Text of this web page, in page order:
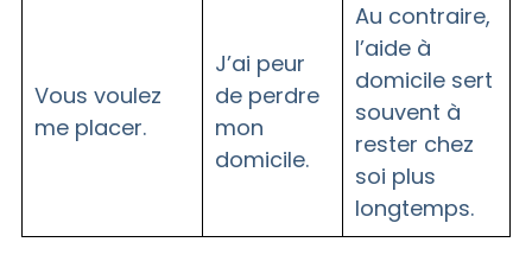
Vous voulez
me placer.
J’ai peur
de perdre
mon
domicile.
Au contraire,
l’aide à
domicile sert
souvent à
rester chez
soi plus
longtemps.